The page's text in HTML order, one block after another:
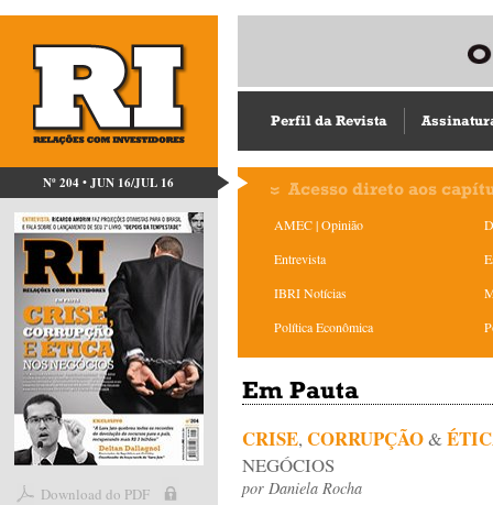
Nº 204 • JUN 16/JUL 16
Download do PDF
Perfil da Revista
Acesso direto aos
AMEC | Opinião
Entrevista
IBRI Notícias
Política Econômica
Em Pauta
CRISE,CORRUPÇÃO&
NEGÓCIOS
por Daniela Rocha